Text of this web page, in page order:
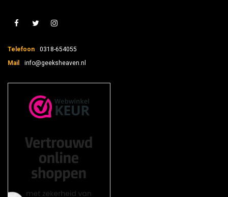
Telefoon
0318-654055
Mail
info@geeksheaven.nl